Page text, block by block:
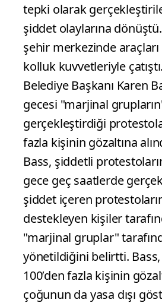
tepki olarak
şiddet olaylarına
şehir merkezinde
kolluk kuvvetleriyle
Belediye Başkanı Karen
gecesi "marjinal
gerçekleştirdiği
fazla kişinin gözaltına
Bass, şiddetli
gece geç saatlerde
şiddet içeren
destekleyen kişiler
"marjinal gruplar"
yönetildiğini belirtti.
100’den fazla kişinin
çoğunun da yasa dışı